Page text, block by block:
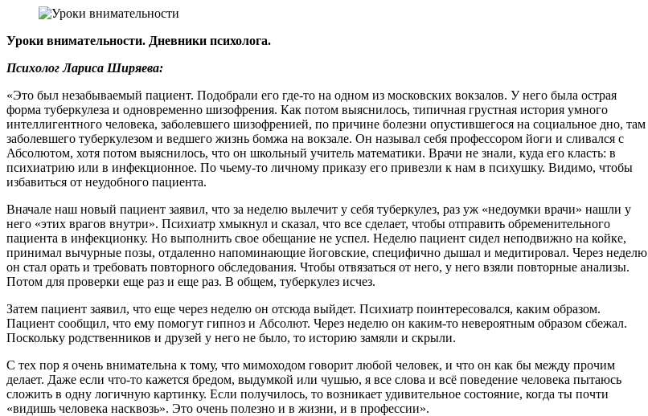
Уроки внимательности. Дневники психолога.
Психолог Лариса Ширяева:
«Это был незабываемый пациент. Подобрали его где-то на одном из московских вокзалов. У него была острая
форма туберкулеза и одновременно шизофрения. Как потом выяснилось, типичная грустная история умного
интеллигентного человека, заболевшего шизофренией, по причине болезни опустившегося на социальное дно, там
заболевшего туберкулезом и ведшего жизнь бомжа на вокзале. Он называл себя профессором йоги и сливался с
Абсолютом, хотя потом выяснилось, что он школьный учитель математики. Врачи не знали, куда его класть: в
психиатрию или в инфекционное. По чьему-то личному приказу его привезли к нам в психушку. Видимо, чтобы
избавиться от неудобного пациента.
Вначале наш новый пациент заявил, что за неделю вылечит у себя туберкулез, раз уж «недоумки врачи» нашли у
него «этих врагов внутри». Психиатр хмыкнул и сказал, что все сделает, чтобы отправить обременительного
пациента в инфекционку. Но выполнить свое обещание не успел. Неделю пациент сидел неподвижно на койке,
принимал вычурные позы, отдаленно напоминающие йоговские, специфично дышал и медитировал. Через неделю
он стал орать и требовать повторного обследования. Чтобы отвязаться от него, у него взяли повторные анализы.
Потом для проверки еще раз и еще раз. В общем, туберкулез исчез.
Затем пациент заявил, что еще через неделю он отсюда выйдет. Психиатр поинтересовался, каким образом.
Пациент сообщил, что ему помогут гипноз и Абсолют. Через неделю он каким-то невероятным образом сбежал.
Поскольку родственников и друзей у него не было, то историю замяли и скрыли.
С тех пор я очень внимательна к тому, что мимоходом говорит любой человек, и что он как бы между прочим
делает. Даже если что-то кажется бредом, выдумкой или чушью, я все слова и всё поведение человека пытаюсь
сложить в одну логичную картинку. Если получилось, то возникает удивительное состояние, когда ты почти
«видишь человека насквозь». Это очень полезно и в жизни, и в профессии».